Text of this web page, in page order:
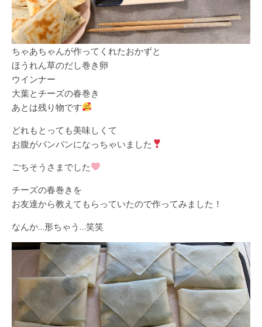
ちゃあちゃんが作ってくれたおかずと
ほうれん草のだし巻き卵
ウインナー
大葉とチーズの春巻き
あとは残り物です
どれもとっても美味しくて
お腹がパンパンになっちゃいました
ごちそうさまでした
チーズの春巻きを
お友達から教えてもらっていたので作ってみました！
なんか…形ちゃう…笑笑